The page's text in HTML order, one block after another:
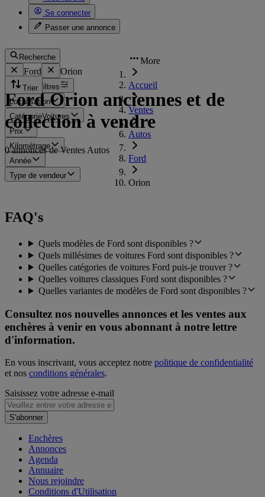
Se connecter
Passer une annonce
Recherche
Ford Orion
Tous les filtres
Localisation
CatégorieVoitures
Prix
Kilométrage
Année
Type de vendeur
More
Accueil
Ventes
Autos
Ford
Orion
Ford Orion anciennes et de
collection à vendre
0 annonces de Ventes Autos
Trier
FAQ's
Quels modèles de Ford sont disponibles ?
Quels millésimes de voitures Ford sont disponibles ?
Quelles catégories de voitures Ford puis-je trouver ?
Quelles voitures classiques Ford sont disponibles ?
Quelles variantes de modèles de Ford sont disponibles ?
Consultez nos nouvelles annonces et les ventes aux
enchères à venir en vous abonnant à notre lettre
d'information.
En vous inscrivant, vous acceptez notre politique de confidentialité
et nos conditions générales.
Saisissez votre adresse e-mail
S'abonner
Enchères
Annonces
Agenda
Annuaire
Nous rejoindre
Conditions d'Utilisation